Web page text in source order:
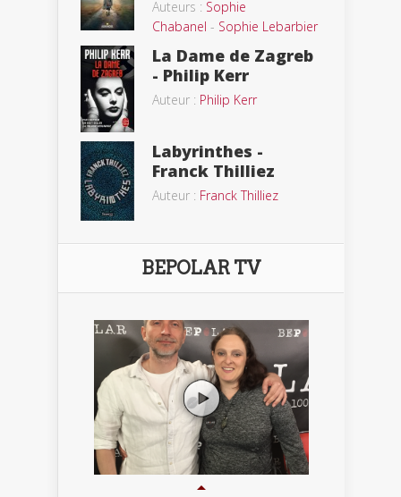
Auteurs : Sophie
Chabanel - Sophie Lebarbier
La Dame de Zagreb
- Philip Kerr
Auteur : Philip Kerr
Labyrinthes -
Franck Thilliez
Auteur : Franck Thilliez
BEPOLAR TV